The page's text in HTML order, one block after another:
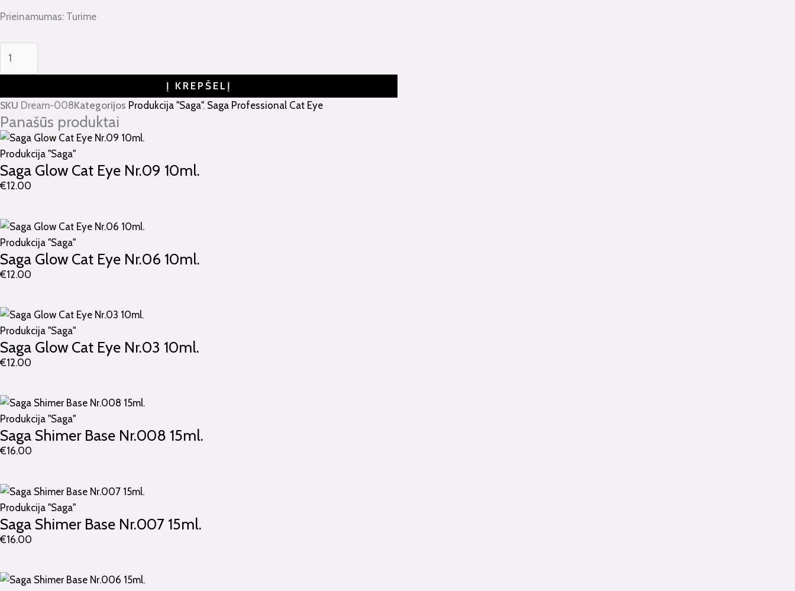
Prieinamumas: Turime
Į KREPŠELĮ
SKU Dream-008Kategorijos Produkcija "Saga", Saga Professional Cat Eye
Panašūs produktai
Produkcija "Saga"
Saga Glow Cat Eye Nr.09 10ml.
€12.00
Produkcija "Saga"
Saga Glow Cat Eye Nr.06 10ml.
€12.00
Produkcija "Saga"
Saga Glow Cat Eye Nr.03 10ml.
€12.00
Produkcija "Saga"
Saga Shimer Base Nr.008 15ml.
€16.00
Produkcija "Saga"
Saga Shimer Base Nr.007 15ml.
€16.00